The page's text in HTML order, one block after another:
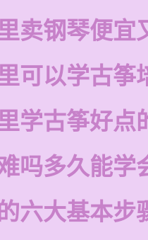
卖钢琴便宜
可以学古筝
学古筝好点
吗多久能学
六大基本步